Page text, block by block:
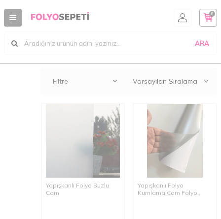
ARA
0
Filtre
Yapışkanlı Folyo Buzlu
Cam
Yapışkanlı Folyo
Kumlama Cam Folyo